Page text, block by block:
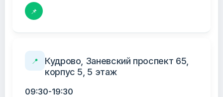
📌
📍
Кудрово, Заневский проспект 65,
корпус 5, 5 этаж
09:30-19:30